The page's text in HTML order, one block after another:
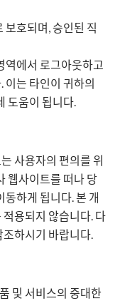
보호되며, 승인된 직
역에서 로그아웃하고
이는 타인이 귀하의
도움이 됩니다.
사용자의 편의를 위
웹사이트를 떠나 당
하게 됩니다. 본 개
용되지 않습니다. 다
하시기 바랍니다.
및 서비스의 중대한